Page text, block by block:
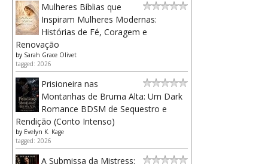
Mulheres Bíblias que
Inspiram Mulheres Modernas:
Histórias de Fé, Coragem e
Renovação
by Sarah Grace Olivet
tagged: 2026
Prisioneira nas
Montanhas de Bruma Alta: Um Dark
Romance BDSM de Sequestro e
Rendição (Conto Intenso)
by Evelyn K. Kage
tagged: 2026
A Submissa da Mistress: